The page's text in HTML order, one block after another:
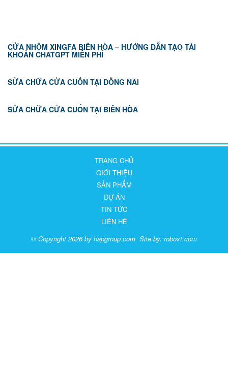
CỬA NHÔM XINGFA BIÊN HÒA – HƯỚNG DẪN TẠO TÀI
KHOẢN CHATGPT MIỄN PHÍ
SỬA CHỮA CỬA CUỐN TẠI ĐỒNG NAI
SỬA CHỮA CỬA CUỐN TẠI BIÊN HÒA
TRANG CHỦ
GIỚI THIỆU
SẢN PHẨM
DỰ ÁN
TIN TỨC
LIÊN HỆ
© Copyright 2026 by hapgroup.com. Site by: roboxt.com